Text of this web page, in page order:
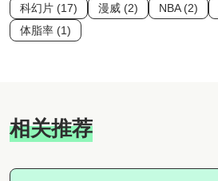
科幻片 (17)
漫威 (2) NBA (2)
体脂率 (1)
相关推荐